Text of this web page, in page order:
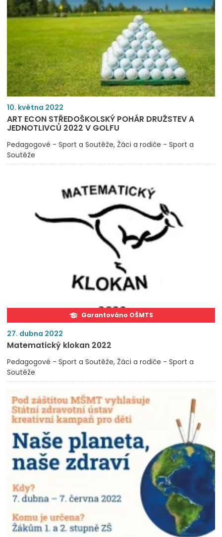
10. května 2022
ART ECON STŘEDOŠKOLSKÝ POHÁR DRUŽSTEV A
JEDNOTLIVCŮ 2022 V GOLFU
Pedagogové - Sport a Soutěže Žáci a rodiče - Sport a
Soutěže
Garantováno OŠMTS
27. dubna 2022
Matematický klokan 2022
Pedagogové - Sport a Soutěže Žáci a rodiče - Sport a
Soutěže